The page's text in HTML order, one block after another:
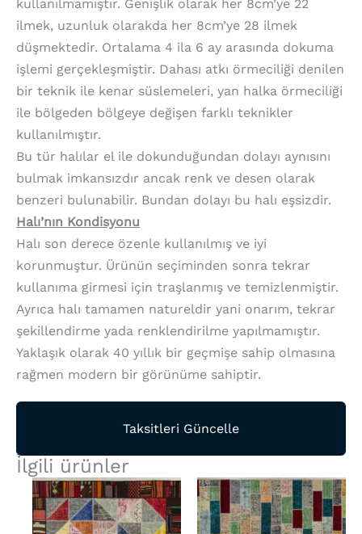
kullanılmamıştır. Genişlik olarak her 8cm’ye 22
ilmek, uzunluk olarakda her 8cm’ye 28 ilmek
düşmektedir. Ortalama 4 ila 6 ay arasında dokuma
işlemi gerçekleşmiştir. Dahası atkı örmeciliği denilen
bir teknik ile kenar süslemeleri, yan halka örmeciliği
ile bölgeden bölgeye değişen farklı teknikler
kullanılmıştır.
Bu tür halılar el ile dokunduğundan dolayı aynısını
bulmak imkansızdır ancak renk ve desen olarak
benzeri bulunabilir. Bundan dolayı bu halı eşsizdir.
Halı’nın Kondisyonu
Halı son derece özenle kullanılmış ve iyi
korunmuştur. Ürünün seçiminden sonra tekrar
kullanıma girmesi için traşlanmış ve temizlenmiştir.
Ayrıca halı tamamen natureldir yani onarım, tekrar
şekillendirme yada renklendirilme yapılmamıştır.
Yaklaşık olarak 40 yıllık bir geçmişe sahip olmasına
rağmen modern bir görünüme sahiptir.
Taksitleri Güncelle
İlgili ürünler